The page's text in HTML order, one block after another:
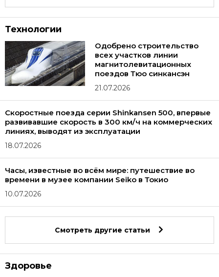
Технологии
Одобрено строительство
всех участков линии
магнитолевитационных
поездов Тюо синкансэн
21.07.2026
Скоростные поезда серии Shinkansen 500, впервые
развивавшие скорость в 300 км/ч на коммерческих
линиях, выводят из эксплуатации
18.07.2026
Часы, известные во всём мире: путешествие во
времени в музее компании Seiko в Токио
10.07.2026
Смотреть другие статьи
Здоровье